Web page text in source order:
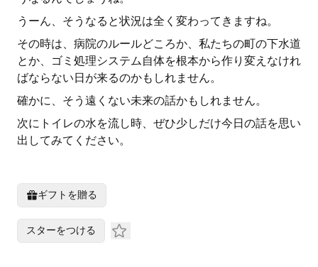
うーん、そうなると状況は全く変わってきますね。
その時は、病院のルールどころか、私たちの町の下水道
とか、ゴミ処理システム自体を根本から作り変えなけれ
ばならない日が来るのかもしれません。
確かに、そう遠くない未来の話かもしれません。
次にトイレの水を流し時、ぜひ少しだけ今日の話を思い
出してみてください。
ギフトを贈る
スターをつける